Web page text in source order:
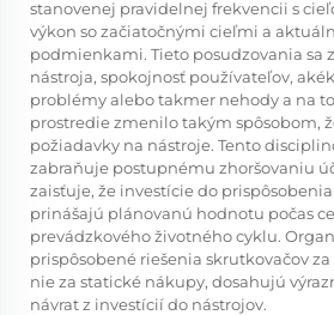
stanovenej pravidelnej frekvencii s
výkon so začiatočnými cieľmi a
podmienkami. Tieto posudzovania sa
nástroja, spokojnosť používateľov,
problémy alebo takmer nehody a na
prostredie zmenilo takým spôsobom,
požiadavky na nástroje. Tento
zabraňuje postupnému zhoršovaniu
zaisťuje, že investície do
prinášajú plánovanú hodnotu počas
prevádzkového životného cyklu.
prispôsobené riešenia skrutkovačov
nie za statické nákupy, dosahujú
návrat z investícií do nástrojov.